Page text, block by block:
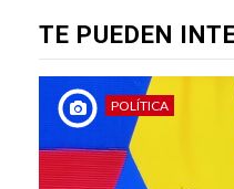
TE PUEDEN
POLÍTICA